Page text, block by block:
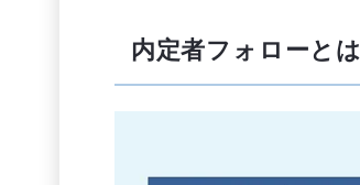
内定者フォローとは